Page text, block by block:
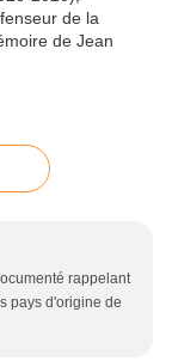
rappelant
pays d'origine de